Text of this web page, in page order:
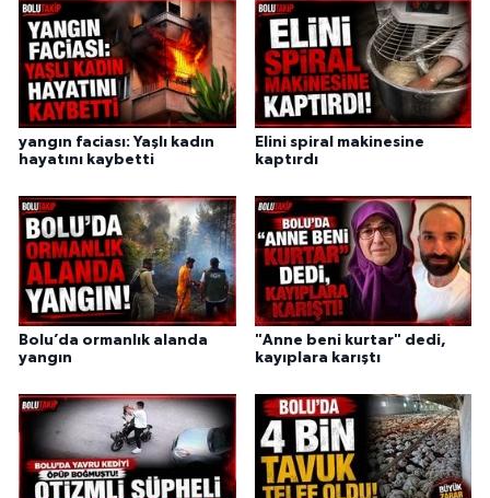
yangın faciası: Yaşlı kadın
hayatını kaybetti
Elini spiral makinesine
kaptırdı
Bolu’da ormanlık alanda
yangın
"Anne beni kurtar" dedi,
kayıplara karıştı